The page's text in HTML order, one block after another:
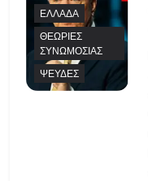
ΕΛΛΆΔΑ
ΘΕΩΡΊΕΣ
ΣΥΝΩΜΟΣΊΑΣ
ΨΕΥΔΈΣ